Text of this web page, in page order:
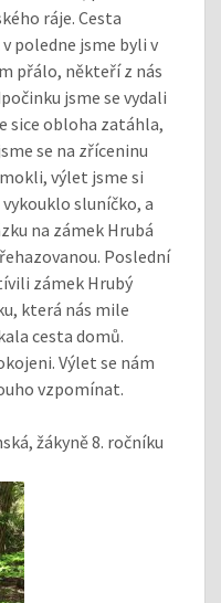
ráje. Cesta
poledne jsme byli v
přálo, někteří z nás
jsme se vydali
sice obloha zatáhla,
se na zříceninu
výlet jsme si
sluníčko, a
na zámek Hrubá
Poslední
zámek Hrubý
která nás mile
cesta domů.
Výlet se nám
vzpomínat.
žákyně 8. ročníku